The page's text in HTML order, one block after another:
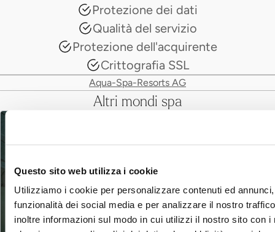
Questo sito web utilizza i cookie
Utilizziamo i cookie per personalizzare contenuti ed
funzionalità dei social media e per analizzare il nostro
inoltre informazioni sul modo in cui utilizzi il nostro sito con i
Protezione dei dati
Qualità del servizio
Protezione dell'acquirente
Crittografia SSL
Aqua-Spa-Resorts AG
Altri mondi spa